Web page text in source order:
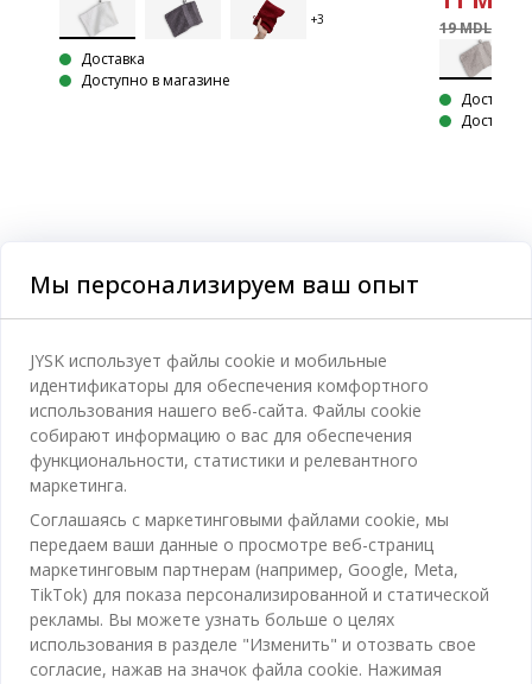
Доставка
Доступно в магазине
19 MDL
Доставка
Категории
Спальня
Ванная
Кабинет
Гостиная
Столовая
Хранение
Шторы
Отдел обслуживания клиентов
Контакты службы поддержки клиентов
Магазины и часы работы
Акции
Пользовательское соглашение
Гарантия цены
JYSK
Про JYSK
JYSK.com
Пресса
ОФИС
TAROL-DD S.R.L. ул.Юбилейная, 41A мун. Кишинёв,
Республика Молдова
JYSK ОБСЛУЖИВАНИЕ КЛИЕНТОВ
Контактный центр для клиентов
Следите за Jysk
Мы персонализируем ваш опыт
JYSK использует файлы cookie и мобильные
идентификаторы для обеспечения комфортного
использования нашего веб-сайта. Файлы cookie
собирают информацию о вас для обеспечения
функциональности, статистики и релевантного
маркетинга.
Соглашаясь с маркетинговыми файлами cookie, мы
передаем ваши данные о просмотре веб-страниц
маркетинговым партнерам (например, Google, Meta,
TikTok) для показа персонализированной и статической
рекламы. Вы можете узнать больше о целях
использования в разделе "Изменить" и отозвать свое
согласие, нажав на значок файла cookie. Нажимая